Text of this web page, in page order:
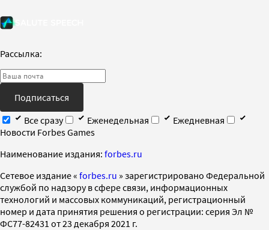
Рассылка:
Подписаться
Все сразу
Еженедельная
Ежедневная
Новости Forbes Games
Наименование издания: forbes.ru
Cетевое издание « forbes.ru » зарегистрировано Федеральной
службой по надзору в сфере связи, информационных
технологий и массовых коммуникаций, регистрационный
номер и дата принятия решения о регистрации: серия Эл №
ФС77-82431 от 23 декабря 2021 г.